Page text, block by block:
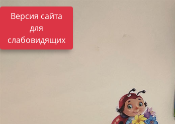
Версия сайта
для
слабовидящих